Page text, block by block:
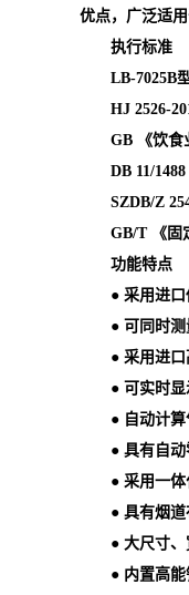
优点，广泛适
执行标准
LB-7025B
HJ 2526-
GB 《饮食
DB 11/
SZDB/Z
GB/T 《固
功能特点
● 采用进
● 可同时
● 采用进
● 可实时
● 自动计
● 具有自
● 采用一
● 具有烟
● 大尺寸
● 内置高